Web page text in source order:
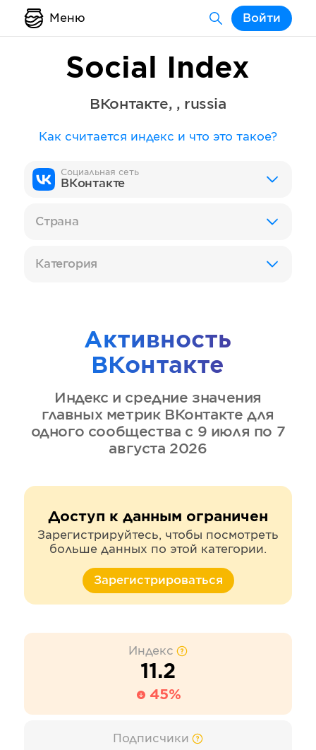
Меню Войти
Social Index
ВКонтакте, , russia
Как считается индекс и что это такое?
Социальная сеть
ВКонтакте
Страна
Категория
Активность
ВКонтакте
Индекс и средние значения
главных метрик ВКонтакте для
одного сообщества с 9 июля по 7
августа 2026
Доступ к данным ограничен
Зарегистрируйтесь, чтобы посмотреть
больше данных по этой категории.
Зарегистрироваться
Индекс
11.2
45%
Подписчики